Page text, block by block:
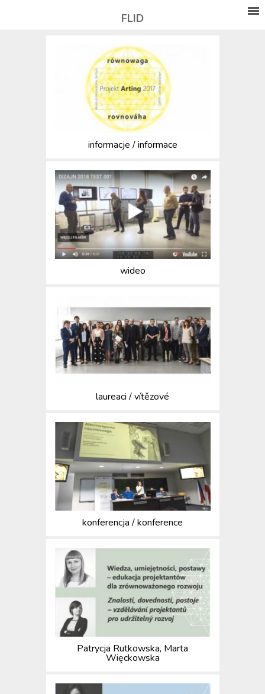
FLID
informacje / informace
wideo
laureaci / vítězové
konferencja / konference
Patrycja Rutkowska, Marta
Więckowska